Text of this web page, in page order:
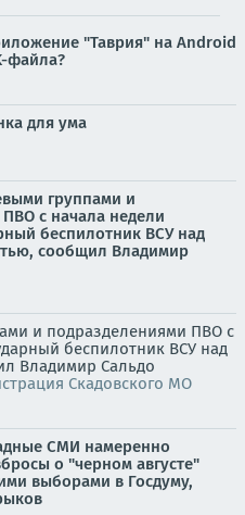
"Таврия" на Android
файла?
для ума
группами и
с начала недели
беспилотник ВСУ над
сообщил Владимир
и подразделениями ПВО с
беспилотник ВСУ над
Владимир Сальдо
Скадовского МО
СМИ намеренно
о "черном августе"
выборами в Госдуму,